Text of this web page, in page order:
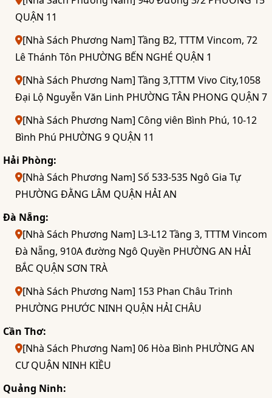
QUẬN 11
[Nhà Sách Phương Nam] Tầng B2, TTTM Vincom, 72
Lê Thánh Tôn PHƯỜNG BẾN NGHÉ QUẬN 1
[Nhà Sách Phương Nam] Tầng 3,TTTM Vivo City,1058
Đại Lộ Nguyễn Văn Linh PHƯỜNG TÂN PHONG QUẬN 7
[Nhà Sách Phương Nam] Công viên Bình Phú, 10-12
Bình Phú PHƯỜNG 9 QUẬN 11
Hải Phòng:
[Nhà Sách Phương Nam] Số 533-535 Ngô Gia Tự
PHƯỜNG ĐẰNG LÂM QUẬN HẢI AN
Đà Nẵng:
[Nhà Sách Phương Nam] L3-L12 Tầng 3, TTTM Vincom
Đà Nẵng, 910A đường Ngô Quyền PHƯỜNG AN HẢI
BẮC QUẬN SƠN TRÀ
[Nhà Sách Phương Nam] 153 Phan Châu Trinh
PHƯỜNG PHƯỚC NINH QUẬN HẢI CHÂU
Cần Thơ:
[Nhà Sách Phương Nam] 06 Hòa Bình PHƯỜNG AN
CƯ QUẬN NINH KIỀU
Quảng Ninh: